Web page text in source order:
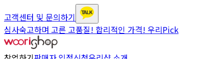
고객센터 및 문의하기
심사숙고하며 고른 고품질! 합리적인 가격! 우리Pick